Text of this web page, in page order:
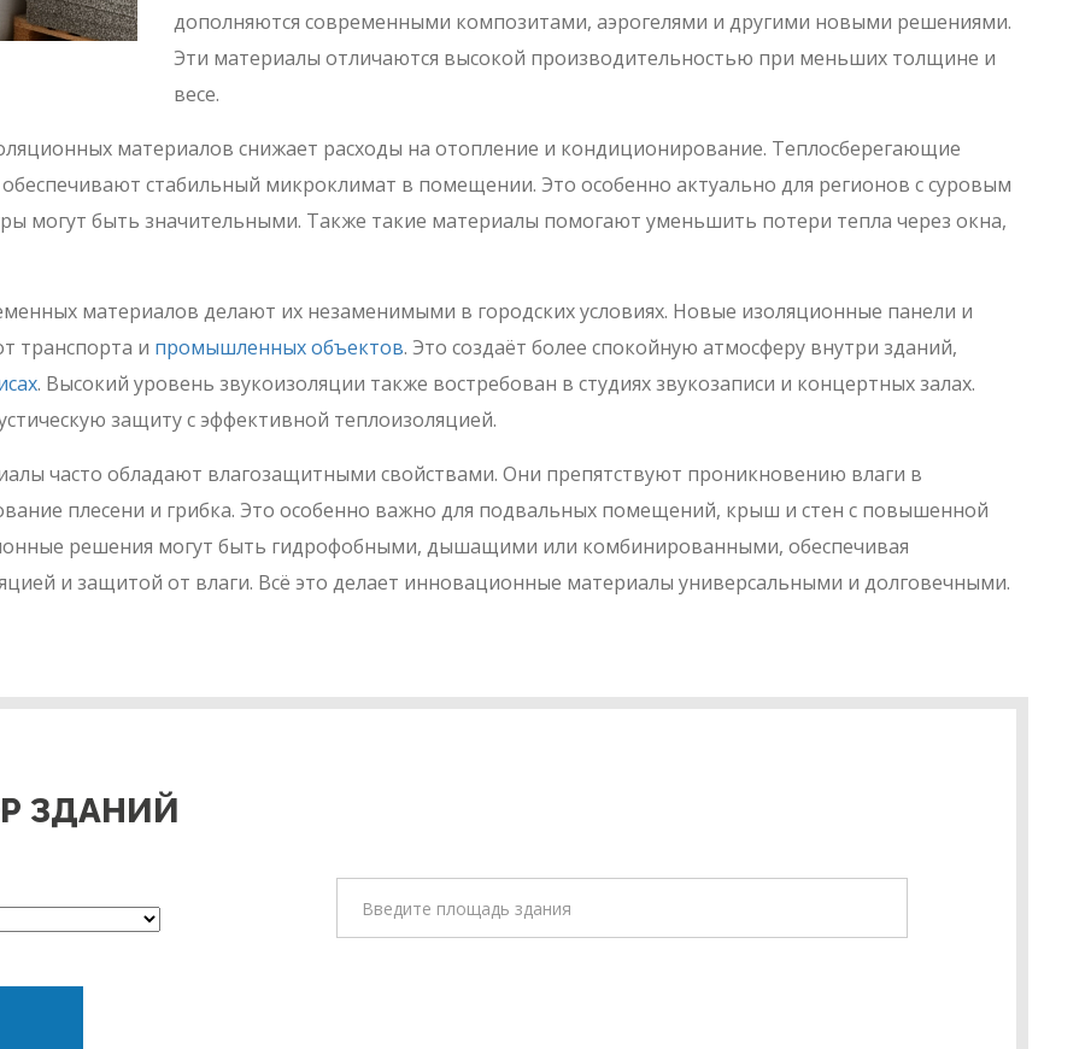
дополняются современными композитами, аэрогелями и другими новыми решениями.
Эти материалы отличаются высокой производительностью при меньших толщине и
весе.
материалов снижает расходы на отопление и кондиционирование. Теплосберегающие
стабильный микроклимат в помещении. Это особенно актуально для регионов с суровым
могут быть значительными. Также такие материалы помогают уменьшить потери тепла через окна,
материалов делают их незаменимыми в городских условиях. Новые изоляционные панели и
транспорта и промышленных объектов. Это создаёт более спокойную атмосферу внутри зданий,
. Высокий уровень звукоизоляции также востребован в студиях звукозаписи и концертных залах.
защиту с эффективной теплоизоляцией.
часто обладают влагозащитными свойствами. Они препятствуют проникновению влаги в
плесени и грибка. Это особенно важно для подвальных помещений, крыш и стен с повышенной
решения могут быть гидрофобными, дышащими или комбинированными, обеспечивая
и защитой от влаги. Всё это делает инновационные материалы универсальными и долговечными.
ЗДАНИЙ